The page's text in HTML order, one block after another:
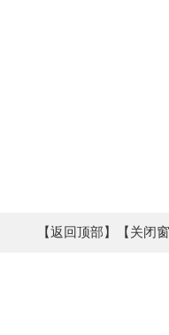
【返回顶部】 【关闭